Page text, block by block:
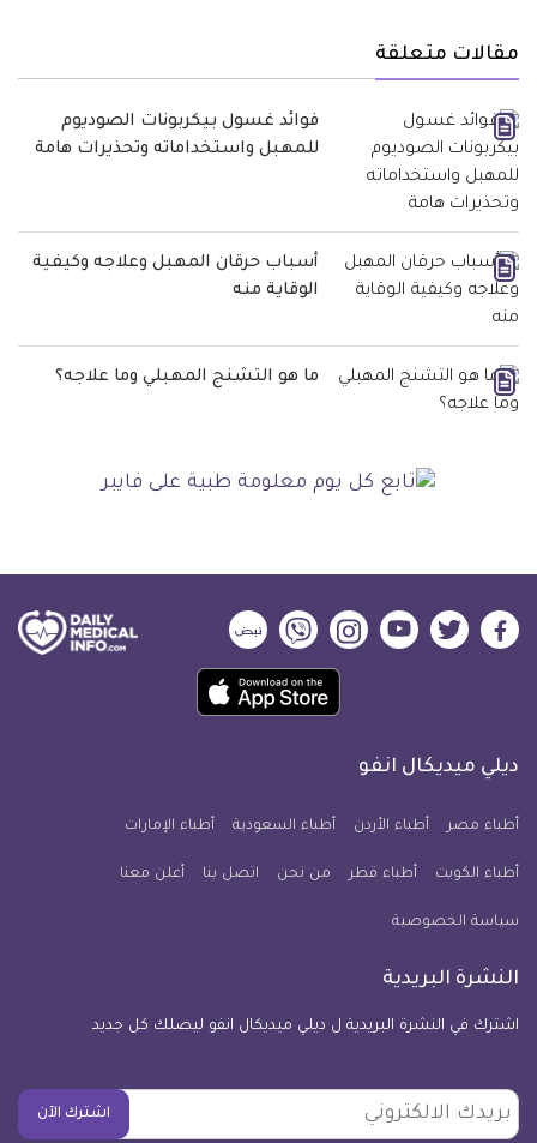
مقالات متعلقة
فوائد غسول بيكربونات الصوديوم
للمهبل واستخداماته وتحذيرات هامة
أسباب حرقان المهبل وعلاجه وكيفية
الوقاية منه
ما هو التشنج المهبلي وما علاجه؟
ديلي
فيسبوك
ديلي
تويتر
ديلي
ميديكال
يوتيوب
ديلي
ميديكال
انفو
ديلي
ميديكال
انفو
ديلي
ميديكال
انفو
حمل
تطبيق
معلومة
للآيفون
ديلي ميديكال انفو
أطباء مصر أطباء الأردن أطباء السعودية أطباء الإمارات
أطباء الكويت أطباء قطر من نحن اتصل بنا أعلن معنا
سياسة الخصوصية
النشرة البريدية
اشترك في النشرة البريدية ل ديلي ميديكال انفو ليصلك كل جديد
بريدك
الالكتروني
اشترك الآن